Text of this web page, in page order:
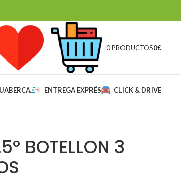
0 PRODUCTOS0€
ENTREGA EXPRÉS CLICK & DRIVE
BOTELLON 3